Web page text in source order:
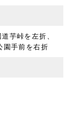
芋峠を左折、
園手前を右折